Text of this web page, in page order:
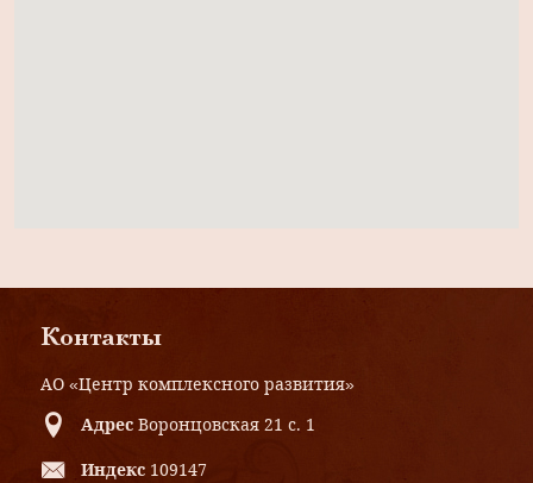
Контакты
АО «Центр комплексного развития»
Адрес Воронцовская 21 с. 1
Индекс 109147